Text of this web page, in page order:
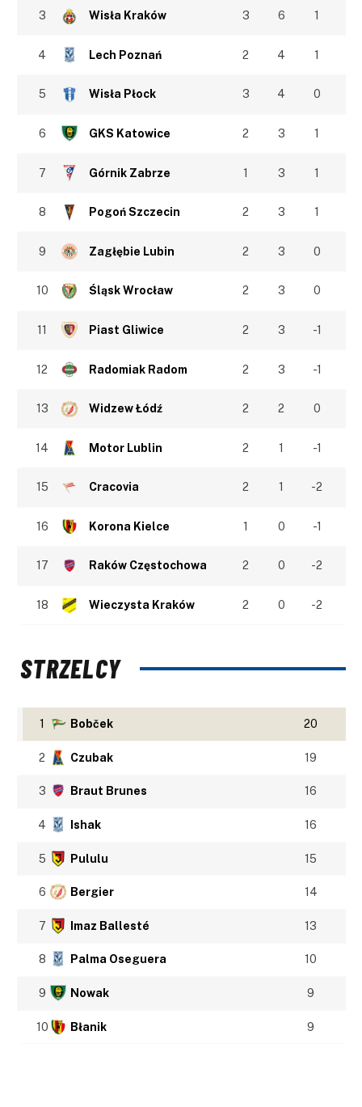
3 Wisła Kraków 3 6 1
4 Lech Poznań 2 4 1
5 Wisła Płock 3 4 0
6 GKS Katowice 2 3 1
7 Górnik Zabrze 1 3 1
8 Pogoń Szczecin 2 3 1
9 Zagłębie Lubin 2 3 0
10 Śląsk Wrocław 2 3 0
11 Piast Gliwice 2 3 -1
12 Radomiak Radom 2 3 -1
13 Widzew Łódź 2 2 0
14 Motor Lublin 2 1 -1
15 Cracovia 2 1 -2
16 Korona Kielce 1 0 -1
17 Raków Częstochowa 2 0 -2
18 Wieczysta Kraków 2 0 -2
STRZELCY
1 Bobček 20
2 Czubak 19
3 Braut Brunes 16
4 Ishak 16
5 Pululu 15
6 Bergier 14
7 Imaz Ballesté 13
8 Palma Oseguera 10
9 Nowak 9
10 Błanik 9